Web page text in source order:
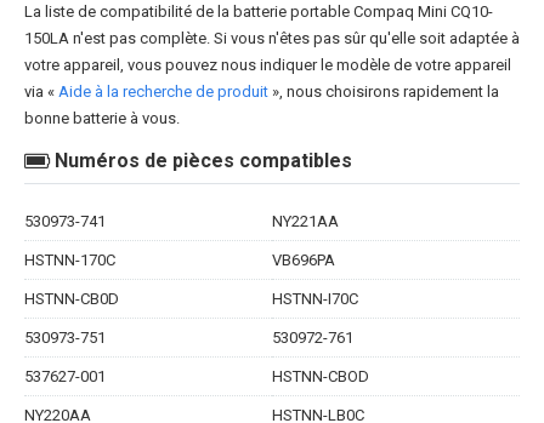
La liste de compatibilité de la batterie portable Compaq Mini CQ10-
150LA n'est pas complète. Si vous n'êtes pas sûr qu'elle soit adaptée à
votre appareil, vous pouvez nous indiquer le modèle de votre appareil
via « Aide à la recherche de produit », nous choisirons rapidement la
bonne batterie à vous.
Numéros de pièces compatibles
530973-741 NY221AA
HSTNN-170C VB696PA
HSTNN-CB0D HSTNN-I70C
530973-751 530972-761
537627-001 HSTNN-CBOD
NY220AA HSTNN-LB0C